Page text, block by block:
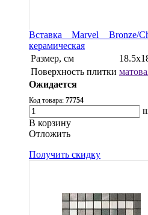
Вставка Marvel Bronze/
керамическая
Размер, см
Поверхность плитки
Ожидается
Код товара: 77754
В корзину
Oтложить
Получить скидку